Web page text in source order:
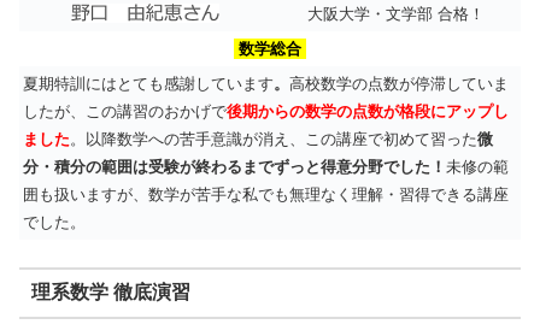
大阪大学・文学部 合格！
数学総合
夏期特訓にはとても感謝しています。 高校数学の点数が停滞していま
したが、この講習のおかげで後期からの数学の点数が格段にアップし
ました。以降数学への苦手意識が消え、この講座で初めて習った微
分・積分の範囲は受験が終わるまでずっと得意分野でした！ 未修の範
囲も扱いますが、数学が苦手な私でも無理なく理解・習得できる講座
でした。
理系数学 徹底演習